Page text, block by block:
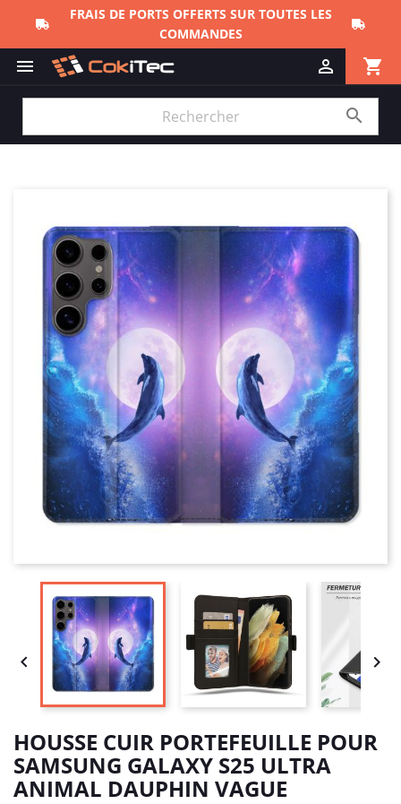
FRAIS DE PORTS OFFERTS SUR TOUTES LES
COMMANDES
 shopping_cart


 
HOUSSE CUIR PORTEFEUILLE POUR
SAMSUNG GALAXY S25 ULTRA
ANIMAL DAUPHIN VAGUE